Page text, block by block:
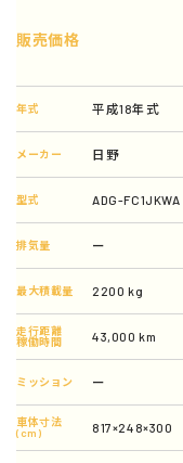
販売価格
年式 平成18年式
メーカー 日野
型式 ADG-FC1JKWA
排気量 ー
最大積載量 2200 kg
走行距離
稼働時間
43,000 km
ミッション ー
車体寸法
(cm)
817×248×300